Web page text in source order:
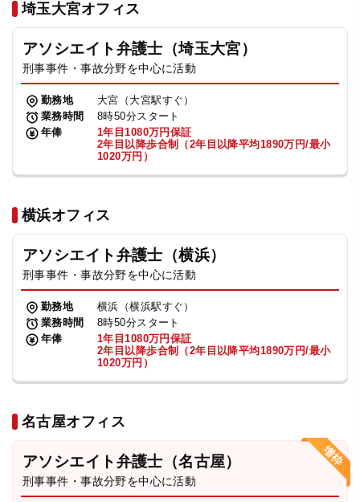
埼玉大宮オフィス
アソシエイト弁護士（埼玉大宮）
刑事事件・事故分野を中心に活動
勤務地
大宮（大宮駅すぐ）
業務時間
8時50分スタート
年俸
1年目1080万円保証
2年目以降歩合制（2年目以降平均1890万円/最小
1020万円）
横浜オフィス
アソシエイト弁護士（横浜）
刑事事件・事故分野を中心に活動
勤務地
横浜（横浜駅すぐ）
業務時間
8時50分スタート
年俸
1年目1080万円保証
2年目以降歩合制（2年目以降平均1890万円/最小
1020万円）
名古屋オフィス
アソシエイト弁護士（名古屋）
刑事事件・事故分野を中心に活動